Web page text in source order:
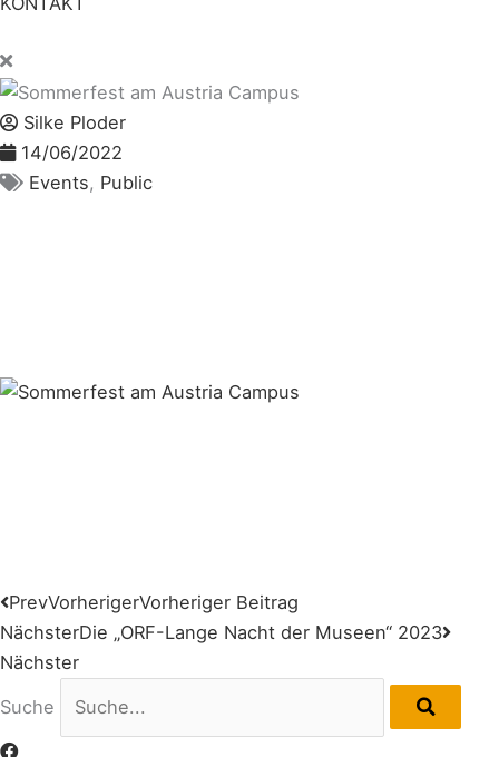
Silke Ploder
14/06/2022
Events, Public
PrevVorherigerVorheriger Beitrag
NächsterDie „ORF-Lange Nacht der Museen“ 2023
Nächster
Suche